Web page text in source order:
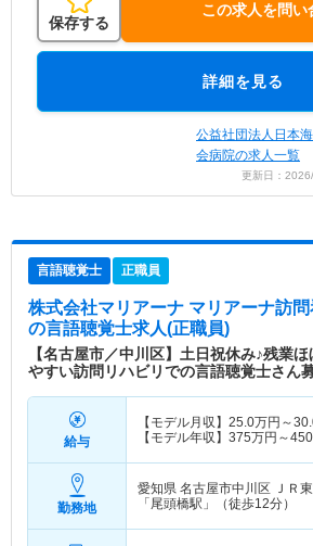
保存する
この求人を問い
詳細を見る
公益社団法人日本
会病院の求人一覧
更新日：
言語聴覚士 正職員
株式会社マリアーナ マリアーナ訪
の言語聴覚士求人(正職員)
【名古屋市／中川区】土日祝休み♪残業
やすい訪問リハビリでの言語聴覚士さん
給与
【モデル月収】 25.0万円～
【モデル年収】 375万円～450
勤務地
愛知県 名古屋市中川区 ＪＲ
「尾頭橋駅」（徒歩12分）